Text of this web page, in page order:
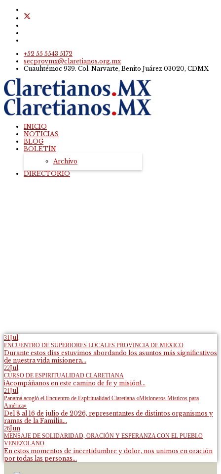
+52 55 5543 5172
secprovmx@claretianos.org.mx
Cuauhtémoc 939. Col. Narvarte, Benito Juárez 03020, CDMX
INICIO
NOTICIAS
BLOG
BOLETÍN
Archivo
DIRECTORIO
31Jul
ENCUENTRO DE SUPERIORES LOCALES PROVINCIA DE MEXICO
Durante estos días estuvimos abordando los asuntos más significativos
de nuestra vida misionera...
22Jul
CURSO DE ESPIRITUALIDAD CLARETIANA
¡Acompáñanos en este camino de fe y misión!...
21Jul
Panamá acogió el Encuentro de Espiritualidad Claretiana «Misioneros Místicos para
América»
Del 8 al 16 de julio de 2026, representantes de distintos organismos y
ramas de la Familia...
26Jun
MENSAJE DE SOLIDARIDAD, ORACIÓN Y ESPERANZA CON EL PUEBLO
VENEZOLANO
En estos momentos de incertidumbre y dolor, nos unimos en oración
por todas las personas...